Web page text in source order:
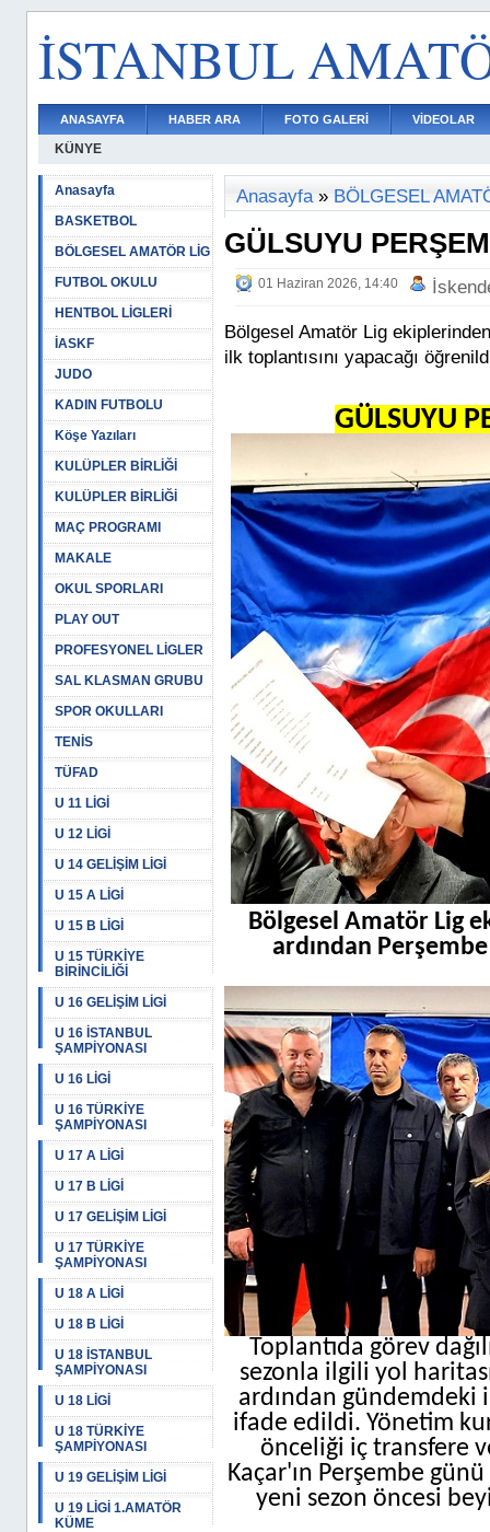
İSTANBUL
ANASAYFA HABER ARA FOTO GALERİ VİDEOLAR
KÜNYE
Anasayfa
BASKETBOL
BÖLGESEL AMATÖR LİG
FUTBOL OKULU
HENTBOL LİGLERİ
İASKF
JUDO
KADIN FUTBOLU
Köşe Yazıları
KULÜPLER BİRLİĞİ
KULÜPLER BİRLİĞİ
MAÇ PROGRAMI
MAKALE
OKUL SPORLARI
PLAY OUT
PROFESYONEL LİGLER
SAL KLASMAN GRUBU
SPOR OKULLARI
TENİS
TÜFAD
U 11 LİGİ
U 12 LİGİ
U 14 GELİŞİM LİGİ
U 15 A LİGİ
U 15 B LİGİ
U 15 TÜRKİYE
BİRİNCİLİĞİ
U 16 GELİŞİM LİGİ
U 16 İSTANBUL
ŞAMPİYONASI
U 16 LİGİ
U 16 TÜRKİYE
ŞAMPİYONASI
U 17 A LİGİ
U 17 B LİGİ
U 17 GELİŞİM LİGİ
U 17 TÜRKİYE
ŞAMPİYONASI
U 18 A LİGİ
U 18 B LİGİ
U 18 İSTANBUL
ŞAMPİYONASI
U 18 LİGİ
U 18 TÜRKİYE
ŞAMPİYONASI
U 19 GELİŞİM LİGİ
U 19 LİGİ 1.AMATÖR
KÜME
Anasayfa» BÖLGESEL
GÜLSUYU
01 Haziran 2026, 14:40
Bölgesel Amatör Lig
ilk toplantısını yapacağı
GÜLSUYU
Bölgesel Amatör Lig
ardından
Toplantıda görev
sezonla ilgili yol
ardından gündemdeki
ifade edildi. Yönetim
önceliği iç transfere
Kaçar'ın Perşembe
yeni sezon öncesi